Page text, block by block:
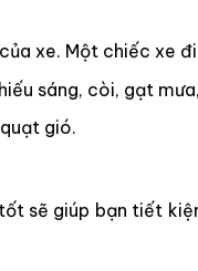
xe. Một chiếc xe
sáng, còi, gạt
gió.
sẽ giúp bạn tiết